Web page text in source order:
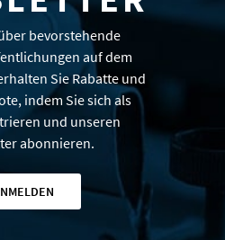
bevorstehende
auf dem
Sie Rabatte und
indem Sie sich als
und unseren
abonnieren.